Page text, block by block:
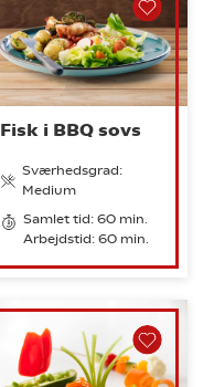
Fisk i BBQ sovs
Sværhedsgrad:
Medium
Samlet tid: 60 min.
Arbejdstid: 60 min.